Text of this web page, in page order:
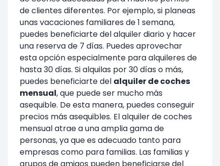
de clientes diferentes. Por ejemplo, si planeas
unas vacaciones familiares de 1 semana,
puedes beneficiarte del alquiler diario y hacer
una reserva de 7 días. Puedes aprovechar
esta opción especialmente para alquileres de
hasta 30 días. Si alquilas por 30 días o más,
puedes beneficiarte del alquiler de coches
mensual, que puede ser mucho más
asequible. De esta manera, puedes conseguir
precios más asequibles. El alquiler de coches
mensual atrae a una amplia gama de
personas, ya que es adecuado tanto para
empresas como para familias. Las familias y
grupos de amigos pueden beneficiarse del